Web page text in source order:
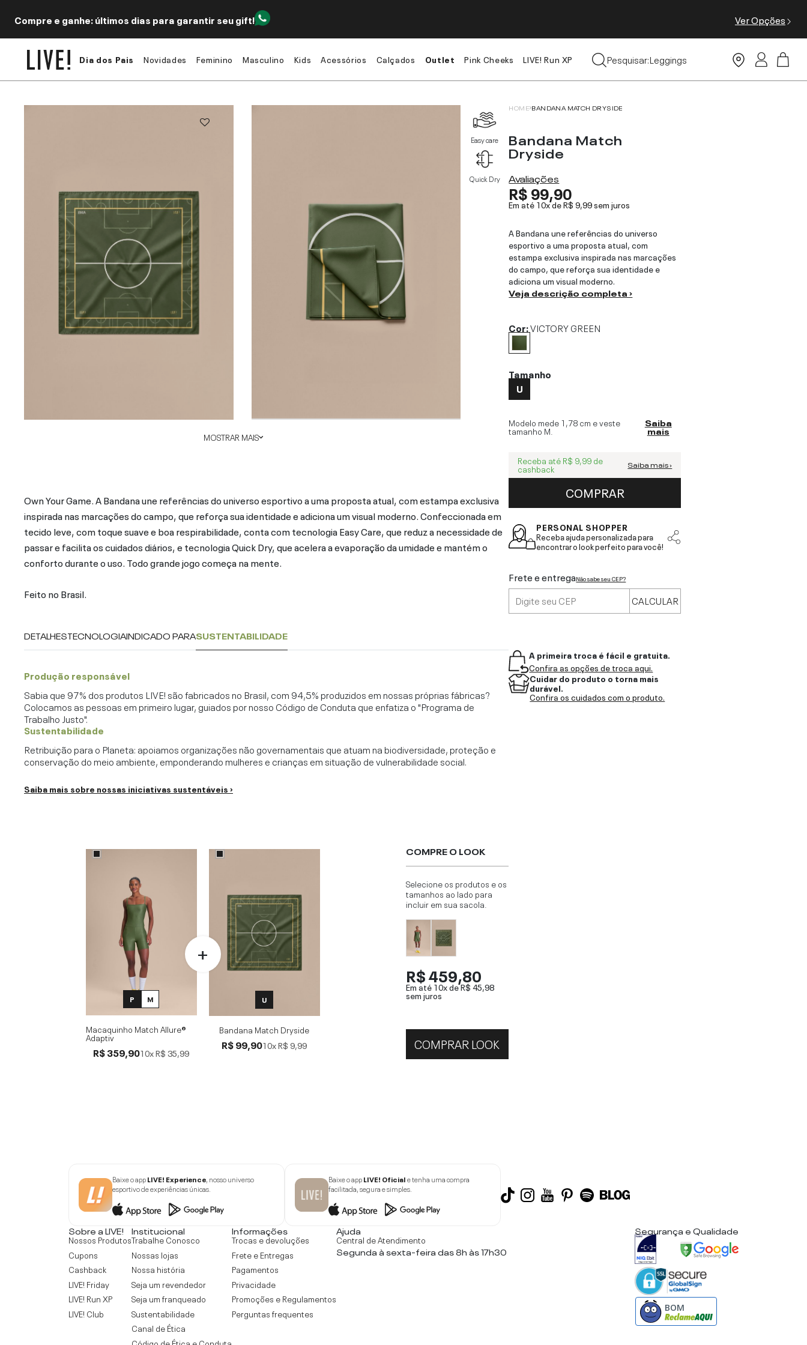
Compre e ganhe: últimos dias para garantir seu gift! Ver Opções
Dia dos Pais Novidades Feminino Masculino Kids Acessórios Calçados Outlet Pink Cheeks LIVE! Run XP
Pesquisar:
Tops
Leggings
MOSTRAR MAIS
Easy care
Quick Dry
Own Your Game. A Bandana une referências do universo esportivo a uma proposta atual, com estampa exclusiva
inspirada nas marcações do campo, que reforça sua identidade e adiciona um visual moderno. Confeccionada em
tecido leve, com toque suave e boa respirabilidade, conta com tecnologia Easy Care, que reduz a necessidade de
passar e facilita os cuidados diários, e tecnologia Quick Dry, que acelera a evaporação da umidade e mantém o
conforto durante o uso. Todo grande jogo começa na mente.
Feito no Brasil.
DETALHESTECNOLOGIAINDICADO PARASUSTENTABILIDADE
Produção responsável
Sabia que 97% dos produtos LIVE! são fabricados no Brasil, com 94,5% produzidos em nossas próprias fábricas?
Colocamos as pessoas em primeiro lugar, guiados por nosso Código de Conduta que enfatiza o "Programa de
Trabalho Justo".
Sustentabilidade
Retribuição para o Planeta: apoiamos organizações não governamentais que atuam na biodiversidade, proteção e
conservação do meio ambiente, emponderando mulheres e crianças em situação de vulnerabilidade social.
Saiba mais sobre nossas iniciativas sustentáveis ›
P M
Macaquinho Match Allure®
Adaptiv
R$ 359,9010xR$ 35,99
U
Bandana Match Dryside
R$ 99,9010xR$ 9,99
COMPRE O LOOK
Selecione os produtos e os
tamanhos ao lado para
incluir em sua sacola.
R$ 459,80
Em até 10x deR$ 45,98
sem juros
COMPRAR LOOK
HOME BANDANA MATCH DRYSIDE
Bandana Match
Dryside
Avaliações
R$ 99,90
Em até 10x deR$ 9,99sem juros
A Bandana une referências do universo
esportivo a uma proposta atual, com
estampa exclusiva inspirada nas marcações
do campo, que reforça sua identidade e
adiciona um visual moderno.
Veja descrição completa ›
Cor:VICTORY GREEN
Tamanho
U
Modelo mede 1,78 cm e veste
tamanho M
Saiba
mais
Receba até R$ 9,99 de
cashback Saiba mais ›
COMPRAR
PERSONAL SHOPPER
Receba ajuda personalizada para
encontrar o look perfeito para você!
Frete e entregaNão sabe seu CEP?
CALCULAR
A primeira troca é fácil e gratuita.
Confira as opções de troca aqui.
Cuidar do produto o torna mais
durável.
Confira os cuidados com o produto.
Baixe o appLIVE! Experience, nosso universo
esportivo de experiências únicas.
Baixe o appLIVE! Oficiale tenha uma compra
facilitada, segura e simples.
Sobre a LIVE!
Nossos Produtos
Cupons
Cashback
LIVE! Friday
LIVE! Run XP
LIVE! Club
Institucional
Trabalhe Conosco
Nossas lojas
Nossa história
Seja um revendedor
Seja um franqueado
Sustentabilidade
Canal de Ética
Código de Ética e Conduta
Informações
Trocas e devoluções
Frete e Entregas
Pagamentos
Privacidade
Promoções e Regulamentos
Perguntas frequentes
Ajuda
Central de Atendimento
Segunda à sexta-feira das 8h às 17h30
Segurança e Qualidade
BOM